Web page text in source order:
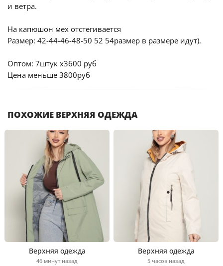
и ветра.
На капюшон мех отстегивается
Размер: 42-44-46-48-50 52 54размер в размере идут).
Оптом: 7штук х3600 руб
Цена меньше 3800руб
ПОХОЖИЕ ВЕРХНЯЯ ОДЕЖДА
Верхняя одежда
46 минут назад
Верхняя одежда
5 часов назад